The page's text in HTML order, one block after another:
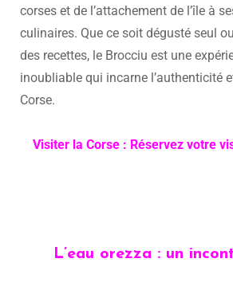
corses et de l’attachement de l’île à
culinaires. Que ce soit dégusté seul
des recettes, le Brocciu est une
inoubliable qui incarne l’authenticité
Corse.
Visiter la Corse : Réservez votre
L’eau orezza : un